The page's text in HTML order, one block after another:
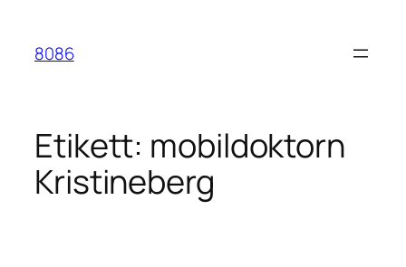
innehåll
8086
Etikett: mobildoktorn
Kristineberg